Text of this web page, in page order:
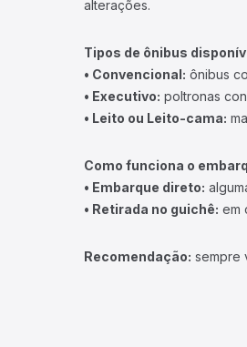
alterações.
Tipos de ônibus
• Convencional: ônibus
• Executivo: poltronas
• Leito ou Leito-cama:
Como funciona o
• Embarque direto:
• Retirada no guichê: em
Recomendação: sempre